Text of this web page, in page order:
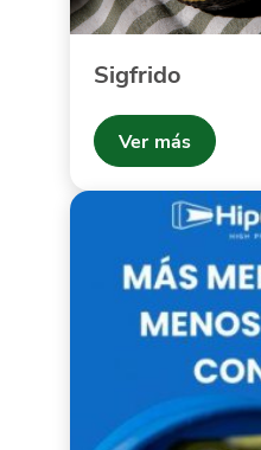
Sigfrido
Ver más